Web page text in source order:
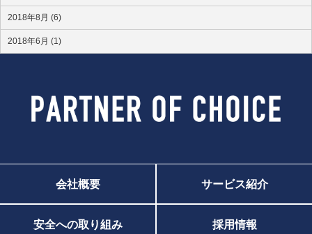
2018年8月 (6)
2018年6月 (1)
会社概要 サービス紹介
安全への取り組み 採用情報